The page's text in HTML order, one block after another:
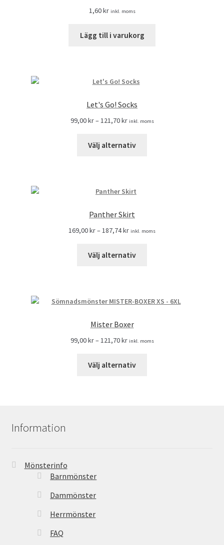
1,60kr inkl. moms
Lägg till i varukorg
Let's Go! Socks
99,00kr–121,70kr inkl. moms
Välj alternativ
Panther Skirt
169,00kr–187,74kr inkl. moms
Välj alternativ
Mister Boxer
99,00kr–121,70kr inkl. moms
Välj alternativ
Information
Mönsterinfo
Barnmönster
Dammönster
Herrmönster
FAQ